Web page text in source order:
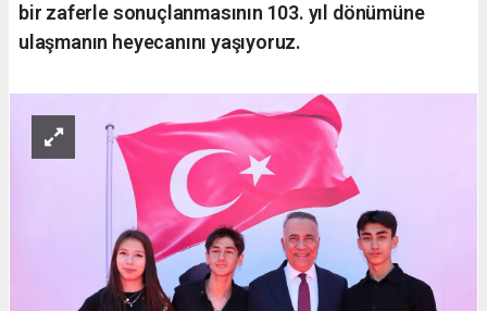
bir zaferle sonuçlanmasının 103. yıl dönümüne
ulaşmanın heyecanını yaşıyoruz.